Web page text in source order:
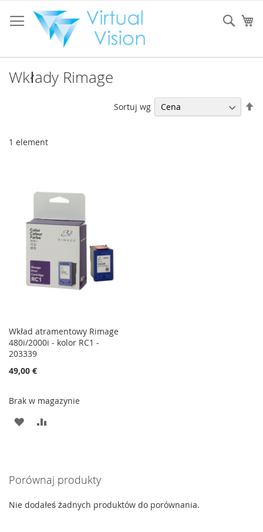
do
treści
Wkłady Rimage
1 element
Sortuj wg
Wkład atramentowy Rimage
480i/2000i - kolor RC1 -
203339
49,00 €
Brak w magazynie
DODAJ
ŻYCZEŃ
Porównaj produkty
Nie dodałeś żadnych produktów do porównania.